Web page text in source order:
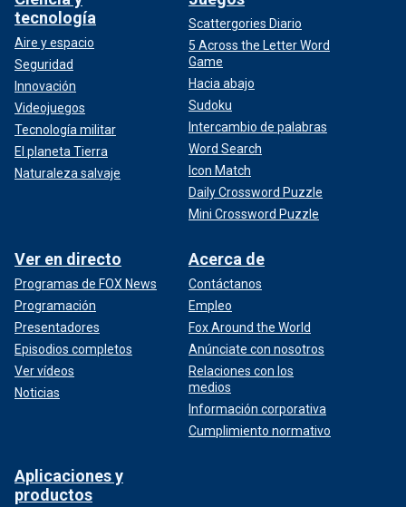
tecnología
Aire y espacio
Seguridad
Innovación
Videojuegos
Tecnología militar
El planeta Tierra
Naturaleza salvaje
Scattergories Diario
5 Across the Letter Word
Game
Hacia abajo
Sudoku
Intercambio de palabras
Word Search
Icon Match
Daily Crossword Puzzle
Mini Crossword Puzzle
Ver en directo
Programas de FOX News
Programación
Presentadores
Episodios completos
Ver vídeos
Noticias
Acerca de
Contáctanos
Empleo
Fox Around the World
Anúnciate con nosotros
Relaciones con los
medios
Información corporativa
Cumplimiento normativo
Aplicaciones y
productos